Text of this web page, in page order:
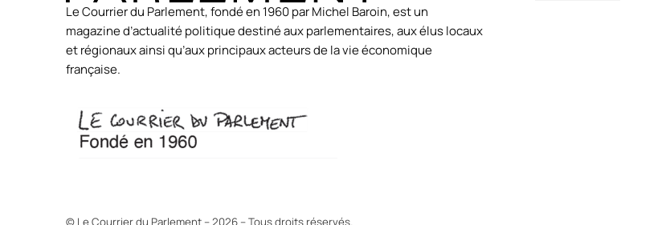
Le Courrier du Parlement, fondé en 1960 par Michel Baroin, est un
magazine d’actualité politique destiné aux parlementaires, aux élus locaux
et régionaux ainsi qu’aux principaux acteurs de la vie économique
française.
© Le Courrier du Parlement – 2026 – Tous droits réservés.